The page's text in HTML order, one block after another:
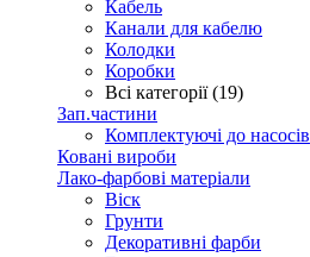
Кабель
Канали для кабелю
Колодки
Коробки
Всі категорії (19)
Зап.частини
Комплектуючі до насосів
Ковані вироби
Лако-фарбові матеріали
Віск
Грунти
Декоративні фарби